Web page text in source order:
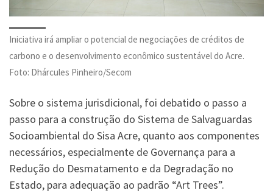
Iniciativa irá ampliar o potencial de negociações de créditos de
carbono e o desenvolvimento econômico sustentável do Acre.
Foto: Dhárcules Pinheiro/Secom
Sobre o sistema jurisdicional, foi debatido o passo a
passo para a construção do Sistema de Salvaguardas
Socioambiental do Sisa Acre, quanto aos componentes
necessários, especialmente de Governança para a
Redução do Desmatamento e da Degradação no
Estado, para adequação ao padrão “Art Trees”.